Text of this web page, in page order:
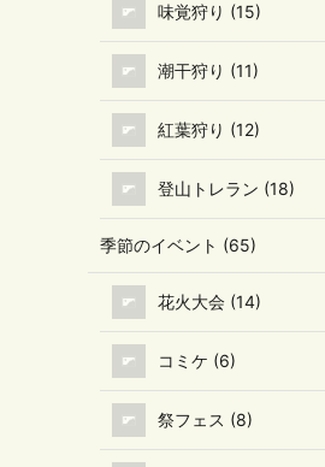
味覚狩り (15)
潮干狩り (11)
紅葉狩り (12)
登山トレラン (18)
季節のイベント (65)
花火大会 (14)
コミケ (6)
祭フェス (8)